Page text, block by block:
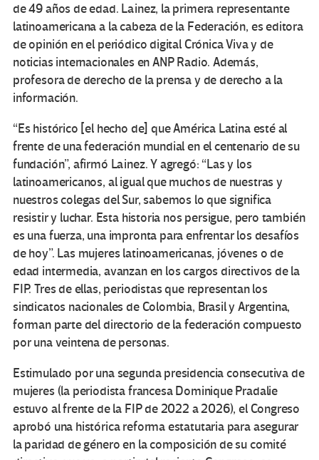
de 49 años de edad. Lainez, la primera representante
latinoamericana a la cabeza de la Federación, es editora
de opinión en el periódico digital Crónica Viva y de
noticias internacionales en ANP Radio. Además,
profesora de derecho de la prensa y de derecho a la
información.
“Es histórico [el hecho de] que América Latina esté al
frente de una federación mundial en el centenario de su
fundación”, afirmó Lainez. Y agregó: “Las y los
latinoamericanos, al igual que muchos de nuestras y
nuestros colegas del Sur, sabemos lo que significa
resistir y luchar. Esta historia nos persigue, pero también
es una fuerza, una impronta para enfrentar los desafíos
de hoy”. Las mujeres latinoamericanas, jóvenes o de
edad intermedia, avanzan en los cargos directivos de la
FIP. Tres de ellas, periodistas que representan los
sindicatos nacionales de Colombia, Brasil y Argentina,
forman parte del directorio de la federación compuesto
por una veintena de personas.
Estimulado por una segunda presidencia consecutiva de
mujeres (la periodista francesa Dominique Pradalie
estuvo al frente de la FIP de 2022 a 2026), el Congreso
aprobó una histórica reforma estatutaria para asegurar
la paridad de género en la composición de su comité